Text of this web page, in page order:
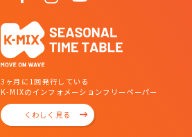
3ヶ月に1回発行している
K-MIXのインフォメーションフリーペーパー
くわしく見る